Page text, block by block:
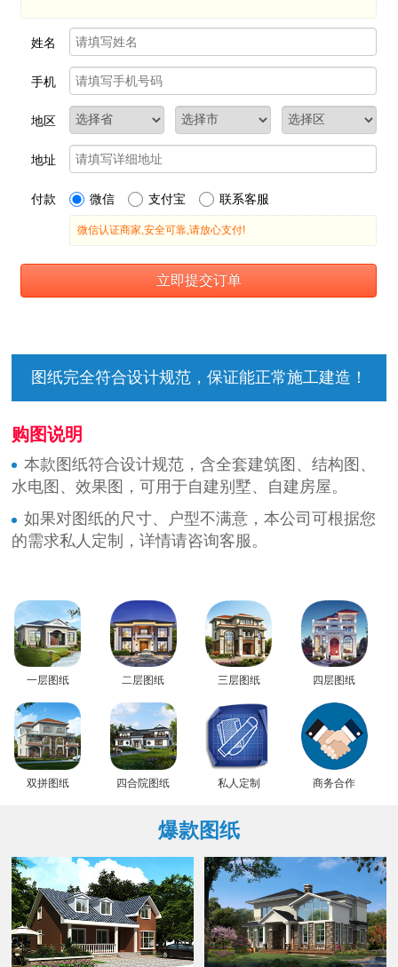
图纸完全符合设计规范，保证能正常施工建造！
购图说明
本款图纸符合设计规范，含全套建筑图、结构图、
水电图、效果图，可用于自建别墅、自建房屋。
如果对图纸的尺寸、户型不满意，本公司可根据您
的需求私人定制，详情请咨询客服。
一层图纸 二层图纸 三层图纸 四层图纸
双拼图纸 四合院图纸 私人定制 商务合作
爆款图纸